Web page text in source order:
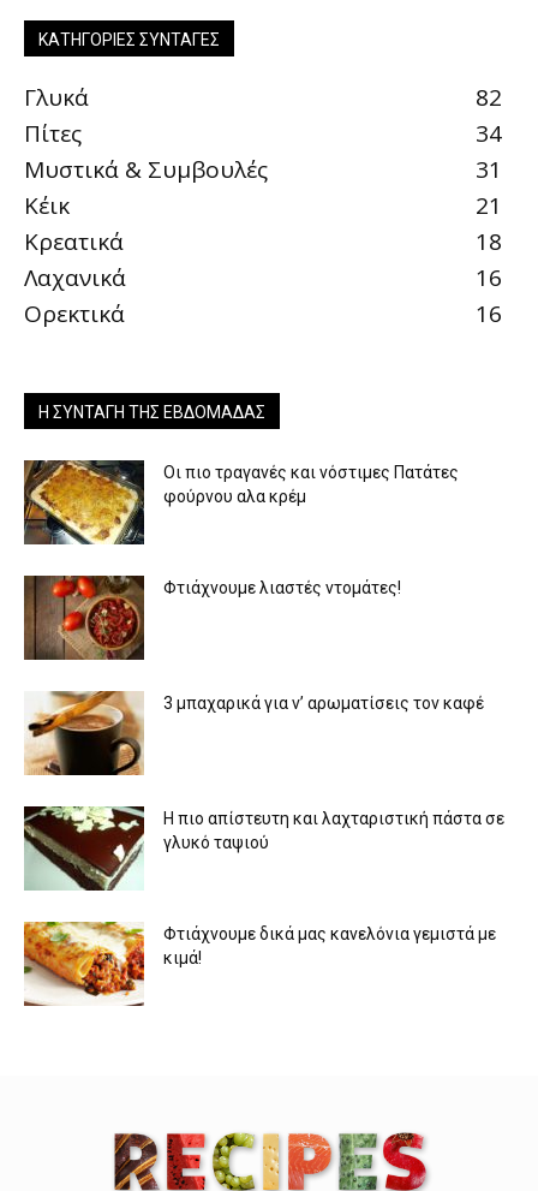
ΚΑΤΗΓΟΡΊΕΣ ΣΥΝΤΑΓΈΣ
Γλυκά
82
Πίτες
34
Μυστικά & Συμβουλές
31
Κέικ
21
Κρεατικά
18
Λαχανικά
16
Ορεκτικά
16
Η ΣΥΝΤΑΓΉ ΤΗΣ ΕΒΔΟΜΆΔΑΣ
Οι πιο τραγανές και νόστιμες Πατάτες
φούρνου αλα κρέμ
Φτιάχνουμε λιαστές ντομάτες!
3 μπαχαρικά για ν’ αρωματίσεις τον καφέ
Η πιο απίστευτη και λαχταριστική πάστα σε
γλυκό ταψιού
Φτιάχνουμε δικά μας κανελόνια γεμιστά με
κιμά!